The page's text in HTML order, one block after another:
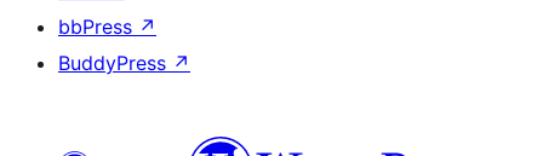
bbPress ↗
BuddyPress ↗